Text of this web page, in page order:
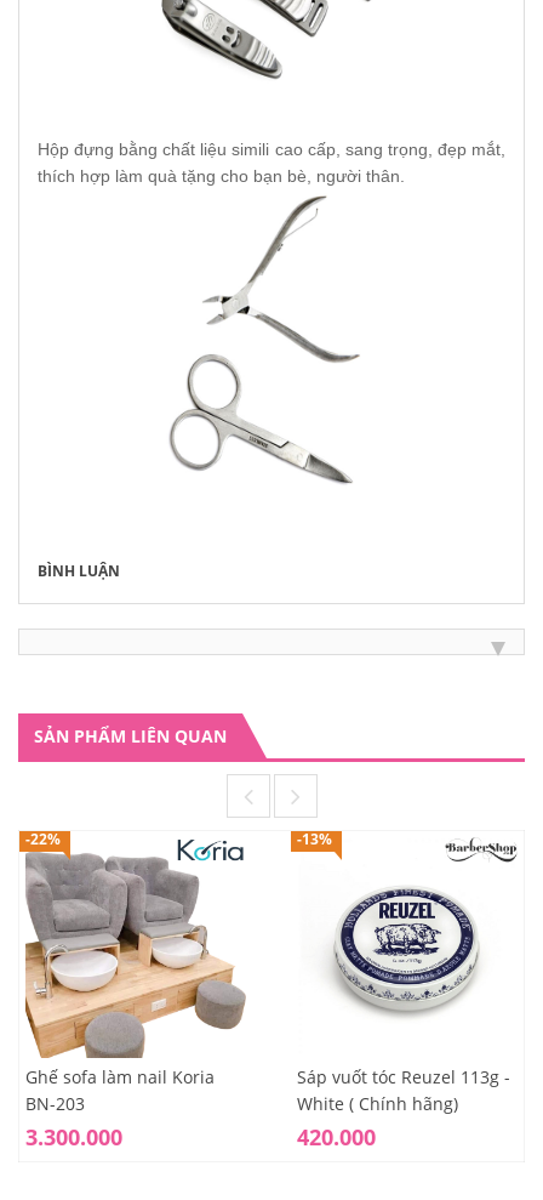
Hộp đựng bằng chất liệu simili cao cấp, sang trọng, đẹp mắt,
thích hợp làm quà tặng cho bạn bè, người thân.
BÌNH LUẬN
SẢN PHẨM LIÊN QUAN
-22%
Ghế sofa làm nail Koria
BN-203
3.300.000
-13%
Sáp vuốt tóc Reuzel 113g -
White ( Chính hãng)
420.000